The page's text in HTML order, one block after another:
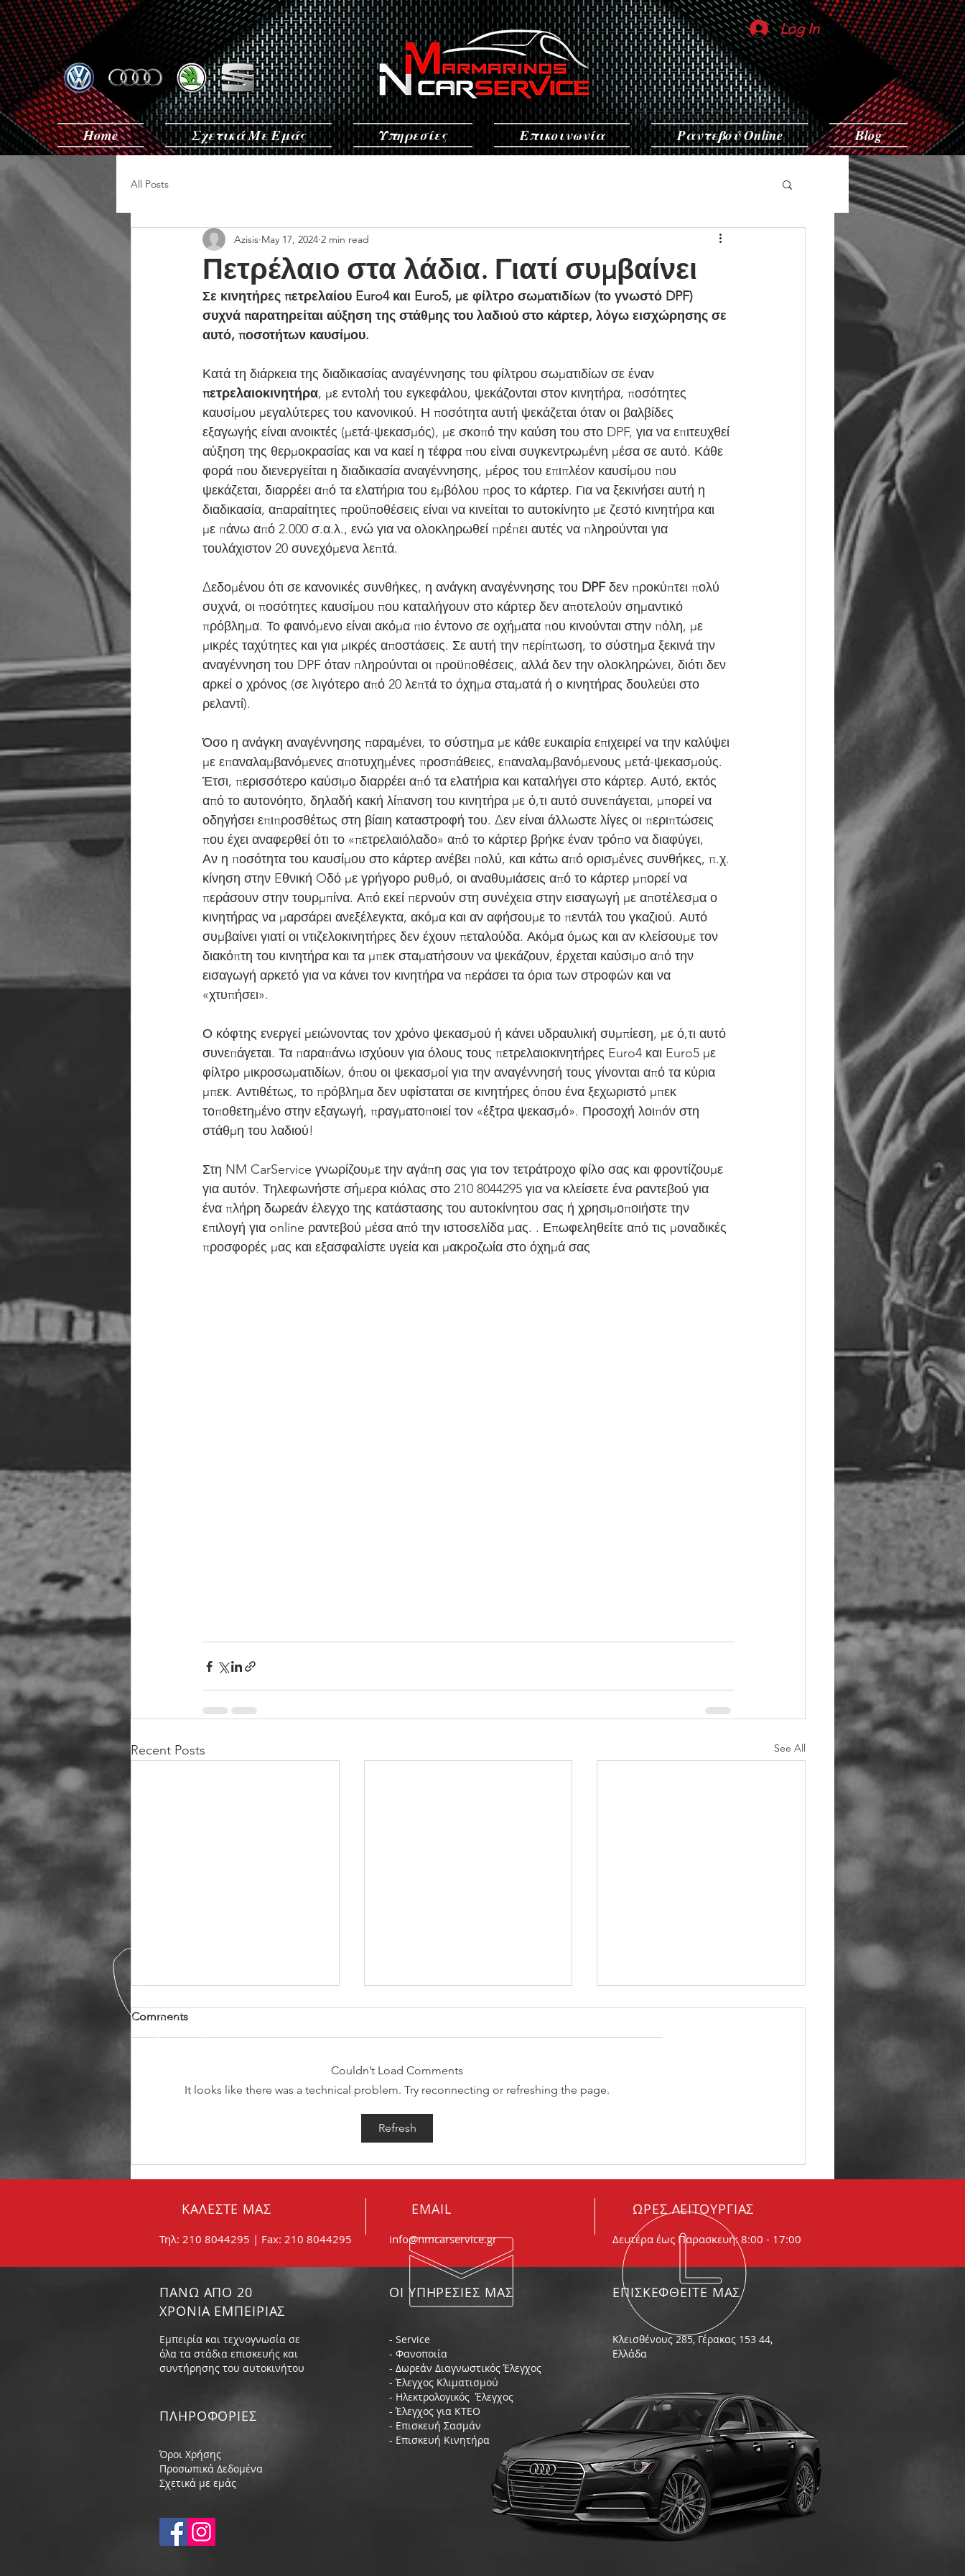
Home Σχετικά Με Εμάς Υπηρεσίες Επικοινωνία Ραντεβού Online Blog
Log In
All Posts
Πετρέλαιο στα λάδια. Γιατί συμβαίνει
Azisis May 17, 2024 2 min read
Σε κινητήρες πετρελαίου Euro4 και Euro5, με φίλτρο σωματιδίων (το γνωστό DPF)
συχνά παρατηρείται αύξηση της στάθμης του λαδιού στο κάρτερ, λόγω εισχώρησης σε
αυτό, ποσοτήτων καυσίμου.
Κατά τη διάρκεια της διαδικασίας αναγέννησης του φίλτρου σωματιδίων σε έναν
πετρελαιοκινητήρα, με εντολή του εγκεφάλου, ψεκάζονται στον κινητήρα, ποσότητες
καυσίμου μεγαλύτερες του κανονικού. Η ποσότητα αυτή ψεκάζεται όταν οι βαλβίδες
εξαγωγής είναι ανοικτές (μετά-ψεκασμός), με σκοπό την καύση του στο DPF, για να επιτευχθεί
αύξηση της θερμοκρασίας και να καεί η τέφρα που είναι συγκεντρωμένη μέσα σε αυτό. Κάθε
φορά που διενεργείται η διαδικασία αναγέννησης, μέρος του επιπλέον καυσίμου που
ψεκάζεται, διαρρέει από τα ελατήρια του εμβόλου προς το κάρτερ. Για να ξεκινήσει αυτή η
διαδικασία, απαραίτητες προϋποθέσεις είναι να κινείται το αυτοκίνητο με ζεστό κινητήρα και
με πάνω από 2.000 σ.α.λ., ενώ για να ολοκληρωθεί πρέπει αυτές να πληρούνται για
τουλάχιστον 20 συνεχόμενα λεπτά.
Δεδομένου ότι σε κανονικές συνθήκες, η ανάγκη αναγέννησης του DPF δεν προκύπτει πολύ
συχνά, οι ποσότητες καυσίμου που καταλήγουν στο κάρτερ δεν αποτελούν σημαντικό
πρόβλημα. Το φαινόμενο είναι ακόμα πιο έντονο σε οχήματα που κινούνται στην πόλη, με
μικρές ταχύτητες και για μικρές αποστάσεις. Σε αυτή την περίπτωση, το σύστημα ξεκινά την
αναγέννηση του DPF όταν πληρούνται οι προϋποθέσεις, αλλά δεν την ολοκληρώνει, διότι δεν
αρκεί ο χρόνος (σε λιγότερο από 20 λεπτά το όχημα σταματά ή ο κινητήρας δουλεύει στο
ρελαντί).
Όσο η ανάγκη αναγέννησης παραμένει, το σύστημα με κάθε ευκαιρία επιχειρεί να την καλύψει
με επαναλαμβανόμενες αποτυχημένες προσπάθειες, επαναλαμβανόμενους μετά-ψεκασμούς.
Έτσι, περισσότερο καύσιμο διαρρέει από τα ελατήρια και καταλήγει στο κάρτερ. Αυτό, εκτός
από το αυτονόητο, δηλαδή κακή λίπανση του κινητήρα με ό,τι αυτό συνεπάγεται, μπορεί να
οδηγήσει επιπροσθέτως στη βίαιη καταστροφή του. Δεν είναι άλλωστε λίγες οι περιπτώσεις
που έχει αναφερθεί ότι το «πετρελαιόλαδο» από το κάρτερ βρήκε έναν τρόπο να διαφύγει,
Αν η ποσότητα του καυσίμου στο κάρτερ ανέβει πολύ, και κάτω από ορισμένες συνθήκες, π.χ.
κίνηση στην Eθνική Oδό με γρήγορο ρυθμό, οι αναθυμιάσεις από το κάρτερ μπορεί να
περάσουν στην τουρμπίνα. Από εκεί περνούν στη συνέχεια στην εισαγωγή με αποτέλεσμα ο
κινητήρας να μαρσάρει ανεξέλεγκτα, ακόμα και αν αφήσουμε το πεντάλ του γκαζιού. Αυτό
συμβαίνει γιατί οι ντιζελοκινητήρες δεν έχουν πεταλούδα. Ακόμα όμως και αν κλείσουμε τον
διακόπτη του κινητήρα και τα μπεκ σταματήσουν να ψεκάζουν, έρχεται καύσιμο από την
εισαγωγή αρκετό για να κάνει τον κινητήρα να περάσει τα όρια των στροφών και να
«χτυπήσει».
Ο κόφτης ενεργεί μειώνοντας τον χρόνο ψεκασμού ή κάνει υδραυλική συμπίεση, με ό,τι αυτό
συνεπάγεται. Τα παραπάνω ισχύουν για όλους τους πετρελαιοκινητήρες Euro4 και Euro5 με
φίλτρο μικροσωματιδίων, όπου οι ψεκασμοί για την αναγέννησή τους γίνονται από τα κύρια
μπεκ. Αντιθέτως, το πρόβλημα δεν υφίσταται σε κινητήρες όπου ένα ξεχωριστό μπεκ
τοποθετημένο στην εξαγωγή, πραγματοποιεί τον «έξτρα ψεκασμό». Προσοχή λοιπόν στη
στάθμη του λαδιού!
Στη NM CarService γνωρίζουμε την αγάπη σας για τον τετράτροχο φίλο σας και φροντίζουμε
για αυτόν. Τηλεφωνήστε σήμερα κιόλας στο 210 8044295 για να κλείσετε ένα ραντεβού για
ένα πλήρη δωρεάν έλεγχο της κατάστασης του αυτοκίνητου σας ή χρησιμοποιήστε την
επιλογή για online ραντεβού μέσα από την ιστοσελίδα μας. . Επωφεληθείτε από τις μοναδικές
προσφορές μας και εξασφαλίστε υγεία και μακροζωία στο όχημά σας
Recent Posts See All
Πώς θα καταλάβω ότι είναι
φθαρμένα τα μπουζί μου;
Comments
Couldn’t Load Comments
It looks like there was a technical problem. Try reconnecting or refreshing the page.
Refresh
ΚΑΛΕΣΤΕ ΜΑΣ
Τηλ: 210 8044295 | Fax: 210 8044295
EMAIL
info@nmcarservice.gr
ΩΡΕΣ ΛΕΙΤΟΥΡΓΙΑΣ
Δευτέρα έως Παρασκευή: 8:00 - 17:00
ΠΑΝΩ ΑΠΟ 20
ΧΡΟΝΙΑ ΕΜΠΕΙΡΙΑΣ
Εμπειρία και τεχνογνωσία σε
όλα τα στάδια επισκευής και
συντήρησης του αυτοκινήτου
ΠΛΗΡΟΦΟΡIΕΣ
Όροι Χρήσης
Προσωπικά Δεδομένα
Σχετικά με εμάς
ΟΙ ΥΠΗΡΕΣΙΕΣ ΜΑΣ ΕΠΙΣΚΕΦΘΕΙΤΕ ΜΑΣ
- Service
- Φανοποιία
- Δωρεάν Διαγνωστικός Έλεγχος
- Έλεγχος Κλιματισμού
- Ηλεκτρολογικός Έλεγχος
- Έλεγχος για ΚΤΕΟ
- Επισκευή Σασμάν
- Επισκευή Κινητήρα
Κλεισθένους 285, Γέρακας 153 44,
Ελλάδα